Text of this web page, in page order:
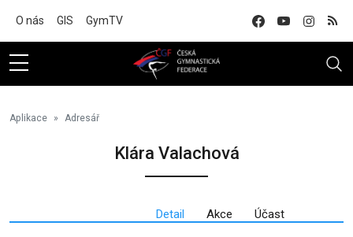
O nás GIS GymTV
Aplikace Adresář
Klára Valachová
Detail Akce Účast